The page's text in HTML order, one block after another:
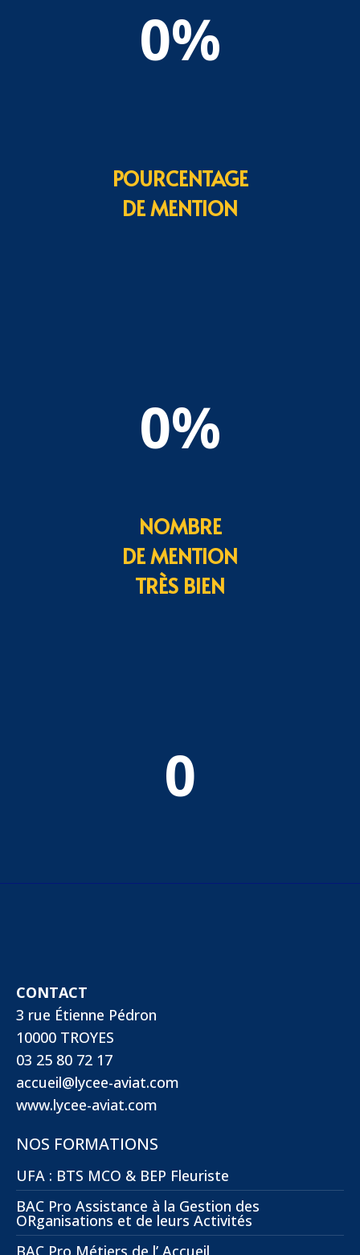
0%
POURCENTAGE
DE MENTION
0%
NOMBRE
DE MENTION
TRÈS BIEN
0
CONTACT
3 rue Étienne Pédron
10000 TROYES
03 25 80 72 17
accueil@lycee-aviat.com
www.lycee-aviat.com
NOS FORMATIONS
UFA : BTS MCO & BEP Fleuriste
BAC Pro Assistance à la Gestion des
ORganisations et de leurs Activités